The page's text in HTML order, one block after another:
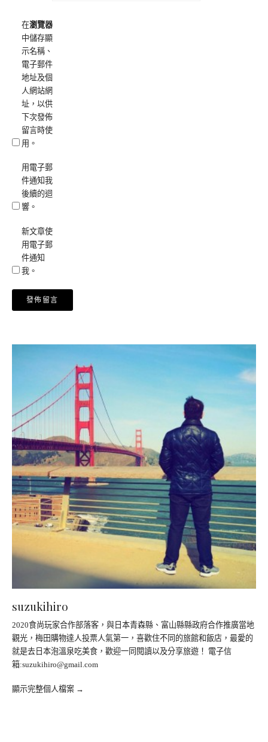
在瀏覽器
中儲存顯
示名稱、
電子郵件
地址及個
人網站網
址，以供
下次發佈
留言時使
用。
用電子郵
件通知我
後續的迴
響。
新文章使
用電子郵
件通知
我。
suzukihiro
2020食尚玩家合作部落客，與日本青森縣、富山縣縣政府合作推廣當地
觀光，梅田購物達人投票人氣第一，喜歡住不同的旅館和飯店，最愛的
就是去日本泡溫泉吃美食，歡迎一同閱讀以及分享旅遊！ 電子信
箱:suzukihiro@gmail.com
顯示完整個人檔案 →